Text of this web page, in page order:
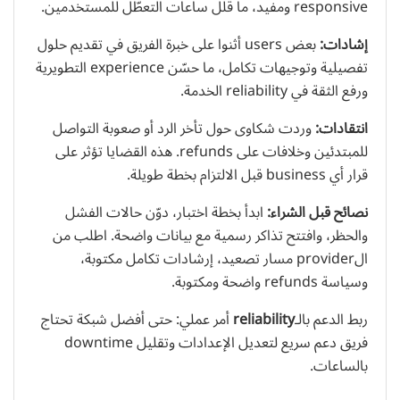
responsive ومفيد، ما قلل ساعات التعطّل للمستخدمين.
إشادات:
بعض users أثنوا على خبرة الفريق في تقديم حلول
تفصيلية وتوجيهات تكامل، ما حسّن experience التطويرية
ورفع الثقة في reliability الخدمة.
انتقادات:وردت شكاوى حول تأخر الرد أو صعوبة التواصل
للمبتدئين وخلافات على refunds. هذه القضايا تؤثر على
قرار أي business قبل الالتزام بخطة طويلة.
نصائح قبل الشراء:ابدأ بخطة اختبار، دوّن حالات الفشل
والحظر، وافتتح تذاكر رسمية مع بيانات واضحة. اطلب من
الprovider مسار تصعيد، إرشادات تكامل مكتوبة،
وسياسة refunds واضحة ومكتوبة.
ربط الدعم بالـreliabilityأمر عملي: حتى أفضل شبكة تحتاج
فريق دعم سريع لتعديل الإعدادات وتقليل downtime
بالساعات.